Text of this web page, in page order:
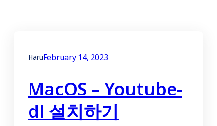
HaruFebruary 14, 2023
MacOS – Youtube-
dl 설치하기